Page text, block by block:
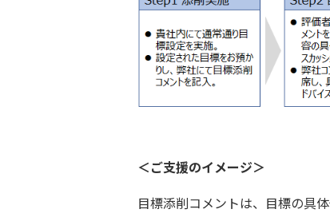
＜ご支援のイメージ＞
目標添削コメントは、目標の具